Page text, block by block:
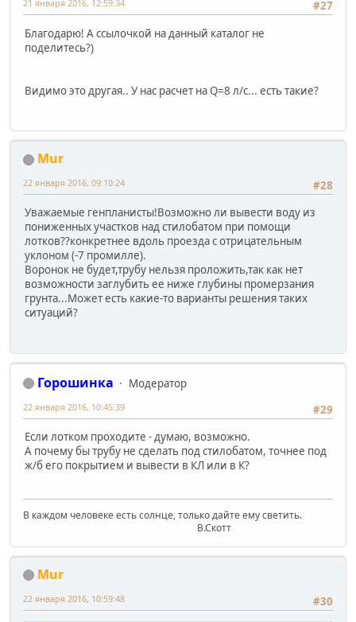
#27
21 января 2016, 12:59:34
Благодарю! А ссылочкой на данный каталог не
поделитесь?)
Видимо это другая.. У нас расчет на Q=8 л/с... есть такие?
Mur
#28
22 января 2016, 09:10:24
Уважаемые генпланисты!Возможно ли вывести воду из
пониженных участков над стилобатом при помощи
лотков??конкретнее вдоль проезда с отрицательным
уклоном (-7 промилле).
Воронок не будет,трубу нельзя проложить,так как нет
возможности заглубить ее ниже глубины промерзания
грунта...Может есть какие-то варианты решения таких
ситуаций?
Горошинка
Модератор
#29
22 января 2016, 10:45:39
Если лотком проходите - думаю, возможно.
А почему бы трубу не сделать под стилобатом, точнее под
ж/б его покрытием и вывести в КЛ или в К?
В каждом человеке есть солнце, только дайте ему светить.
В.Скотт
Mur
#30
22 января 2016, 10:59:48